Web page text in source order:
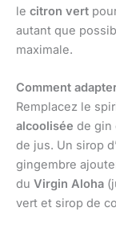
le citron vert
autant que
maximale.
Comment
Remplacez le
alcoolisée de gin
de jus. Un sirop d’
gingembre
du Virgin Aloha
vert et sirop de